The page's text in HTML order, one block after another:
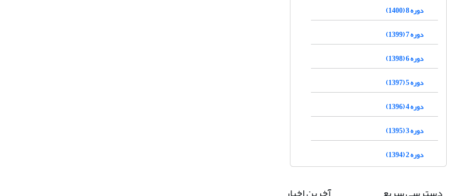
دوره 8 (1400)
دوره 7 (1399)
دوره 6 (1398)
دوره 5 (1397)
دوره 4 (1396)
دوره 3 (1395)
دوره 2 (1394)